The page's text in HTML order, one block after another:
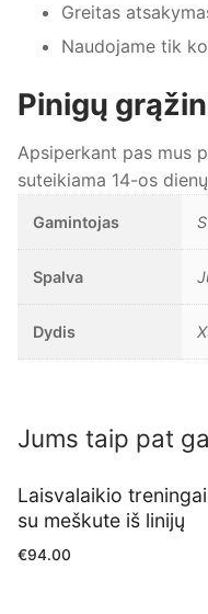
Greitas
Naudojame tik
Pinigų
Apsiperkant pas mus
suteikiama 14-os
Gamintojas
Spalva
Dydis
Jums taip pat
Laisvalaikio treningai
su meškute iš linijų
€94.00